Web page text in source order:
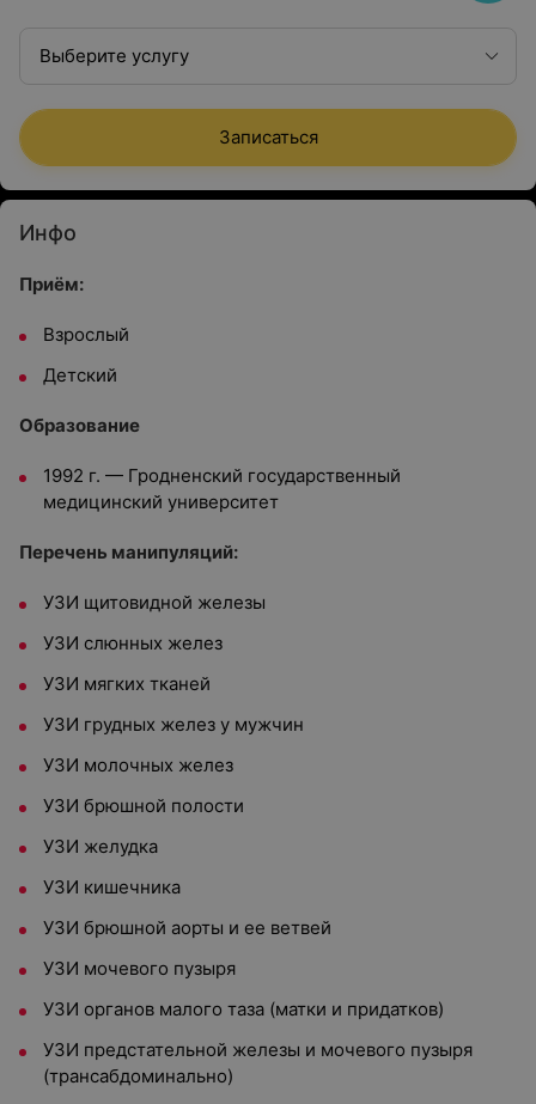
Выберите услугу
Записаться
Инфо
Приём:
Взрослый
Детский
Образование
1992 г. — Гродненский государственный
медицинский университет
Перечень манипуляций:
УЗИ щитовидной железы
УЗИ слюнных желез
УЗИ мягких тканей
УЗИ грудных желез у мужчин
УЗИ молочных желез
УЗИ брюшной полости
УЗИ желудка
УЗИ кишечника
УЗИ брюшной аорты и ее ветвей
УЗИ мочевого пузыря
УЗИ органов малого таза (матки и придатков)
УЗИ предстательной железы и мочевого пузыря
(трансабдоминально)